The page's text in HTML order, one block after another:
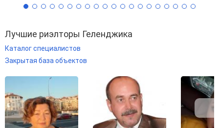
Лучшие риэлторы Геленджика
Каталог специалистов
Закрытая база объектов